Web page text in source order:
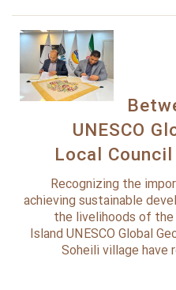
UNESCO
Local
Recognizing the
achieving sustainable
the livelihoods of the
Island UNESCO Global
Soheili village have